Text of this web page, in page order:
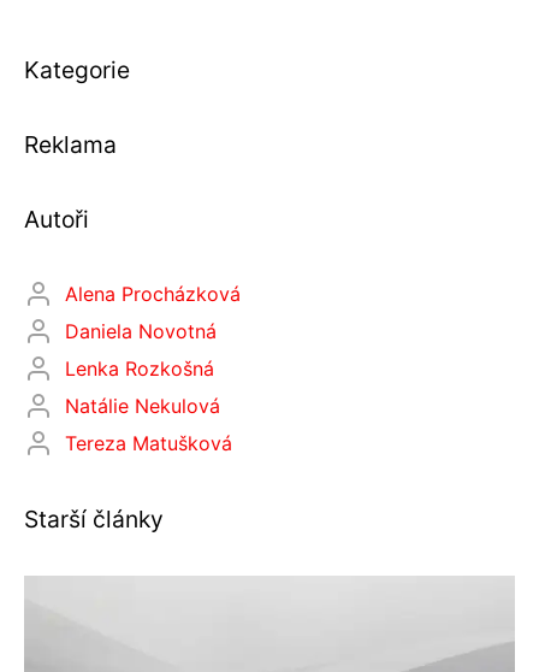
Kategorie
Reklama
Autoři
Alena Procházková
Daniela Novotná
Lenka Rozkošná
Natálie Nekulová
Tereza Matušková
Starší články